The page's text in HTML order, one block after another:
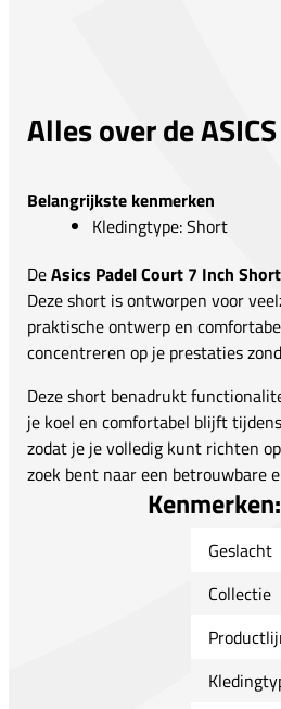
Alles over de
Belangrijkste kenmerken
Kledingtype: Short
DeAsics Padel Court 7 Inch Short
Deze short is ontworpen voor
praktische ontwerp en
concentreren op je prestaties
Deze short benadrukt
je koel en comfortabel blijft
zodat je je volledig kunt richten
zoek bent naar een betrouwbare
Kenmerken:
Geslacht
Collectie